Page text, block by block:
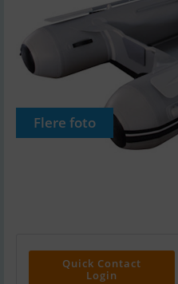
Flere foto
Quick Contact
Login